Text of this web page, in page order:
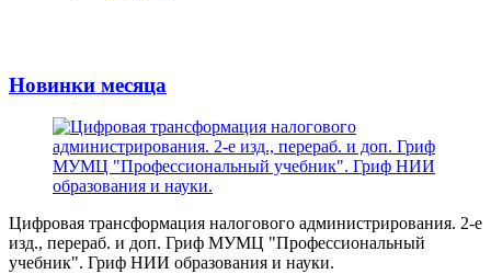
Новинки месяца
Цифровая трансформация налогового администрирования. 2-е
изд., перераб. и доп. Гриф МУМЦ "Профессиональный
учебник". Гриф НИИ образования и науки.